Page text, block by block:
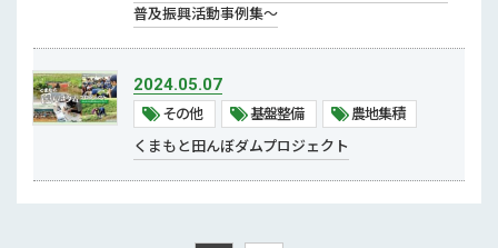
普及振興活動事例集～
2024.05.07
その他 基盤整備
農地集積
くまもと田んぼダムプロジェクト